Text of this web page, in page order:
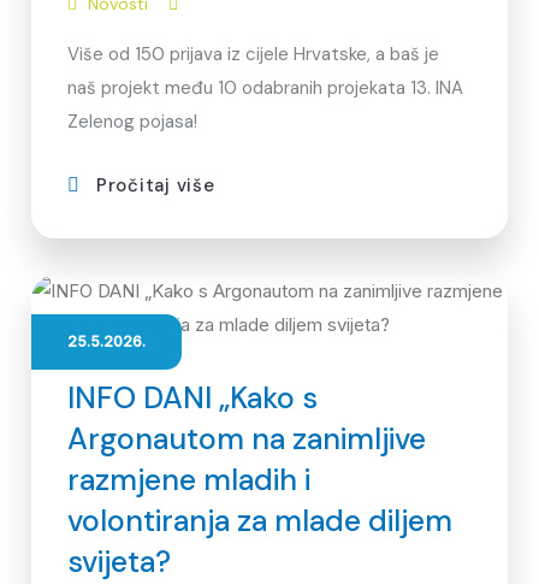
Više od 150 prijava iz cijele Hrvatske, a baš je
naš projekt među 10 odabranih projekata 13. INA
Zelenog pojasa!
Pročitaj više
25.5.2026.
INFO DANI „Kako s
Argonautom na zanimljive
razmjene mladih i
volontiranja za mlade diljem
svijeta?